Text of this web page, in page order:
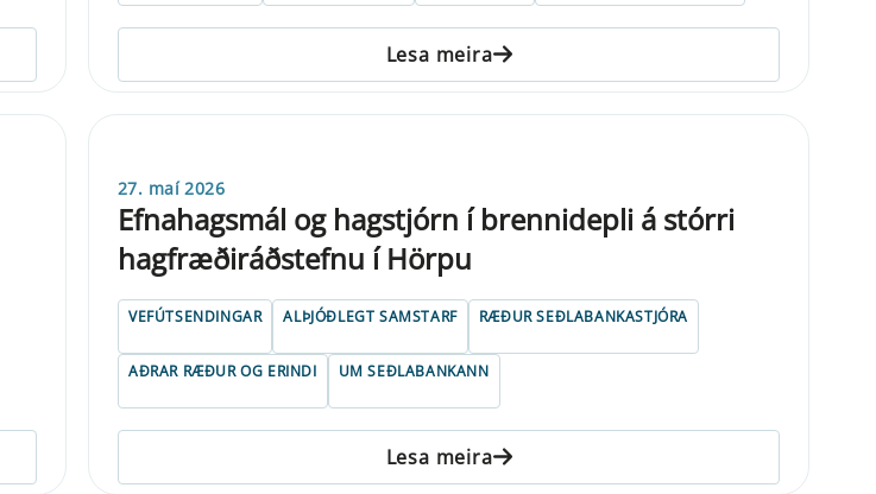
Lesa meira
27. maí 2026
Efnahagsmál og hagstjórn í brennidepli á stórri
hagfræðiráðstefnu í Hörpu
VEFÚTSENDINGAR ALÞJÓÐLEGT SAMSTARF RÆÐUR SEÐLABANKASTJÓRA
AÐRAR RÆÐUR OG ERINDI UM SEÐLABANKANN
Lesa meira